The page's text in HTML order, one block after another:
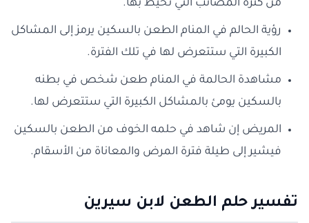
من كثرة المصائب التي تحيط بها.
رؤية الحالم في المنام الطعن بالسكين يرمز إلى المشاكل
الكبيرة التي ستتعرض لها في تلك الفترة.
مشاهدة الحالمة في المنام طعن شخص في بطنه
بالسكين يومئ بالمشاكل الكبيرة التي ستتعرض لها.
المريض إن شاهد في حلمه الخوف من الطعن بالسكين
فيشير إلى طيلة فترة المرض والمعاناة من الأسقام.
تفسير حلم الطعن لابن سيرين